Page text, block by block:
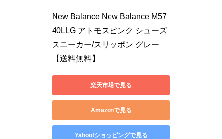
New Balance New Balance M57
40LLG アトモスピンク シューズ
スニーカー/スリッポン グレー
【送料無料】
楽天市場で見る
Amazonで見る
Yahoo!ショッピングで見る